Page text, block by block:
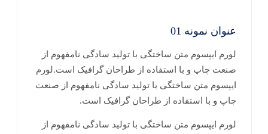
عنوان نمونه 01
لورم ایپسوم متن ساختگی با تولید سادگی نامفهوم از
صنعت چاپ و با استفاده از طراحان گرافیک است.لورم
ایپسوم متن ساختگی با تولید سادگی نامفهوم از صنعت
چاپ و با استفاده از طراحان گرافیک است.
لورم ایپسوم متن ساختگی با تولید سادگی نامفهوم از